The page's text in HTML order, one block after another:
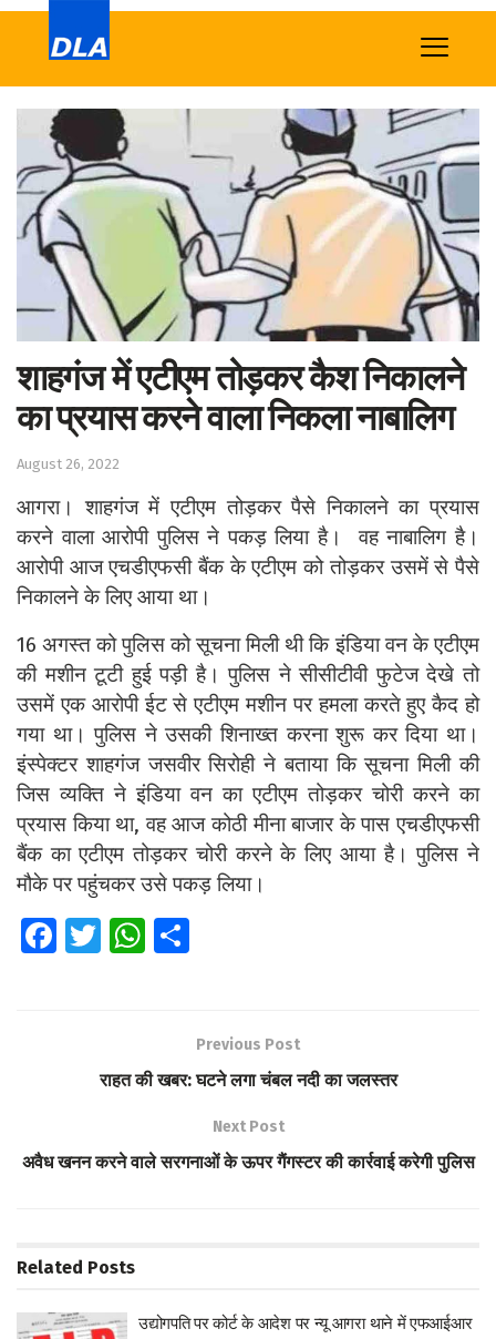
शाहगंज में एटीएम तोड़कर कैश निकालने
का प्रयास करने वाला निकला नाबालिग
August 26, 2022
आगरा। शाहगंज में एटीएम तोड़कर पैसे निकालने का प्रयास
करने वाला आरोपी पुलिस ने पकड़ लिया है। वह नाबालिग है।
आरोपी आज एचडीएफसी बैंक के एटीएम को तोड़कर उसमें से पैसे
निकालने के लिए आया था।
16 अगस्त को पुलिस को सूचना मिली थी कि इंडिया वन के एटीएम
की मशीन टूटी हुई पड़ी है। पुलिस ने सीसीटीवी फुटेज देखे तो
उसमें एक आरोपी ईट से एटीएम मशीन पर हमला करते हुए कैद हो
गया था। पुलिस ने उसकी शिनाख्त करना शुरू कर दिया था।
इंस्पेक्टर शाहगंज जसवीर सिरोही ने बताया कि सूचना मिली की
जिस व्यक्ति ने इंडिया वन का एटीएम तोड़कर चोरी करने का
प्रयास किया था, वह आज कोठी मीना बाजार के पास एचडीएफसी
बैंक का एटीएम तोड़कर चोरी करने के लिए आया है। पुलिस ने
मौके पर पहुंचकर उसे पकड़ लिया।
Fa T
W
A
p
e
Previous Post
राहत की खबर: घटने लगा चंबल नदी का जलस्तर
Next Post
अवैध खनन करने वाले सरगनाओं के ऊपर गैंगस्टर की कार्रवाई करेगी पुलिस
Related Posts
उद्योगपति पर कोर्ट के आदेश पर न्यू आगरा थाने में एफआईआर
Home
News
Tech
Sports
Western
Education
Health
World